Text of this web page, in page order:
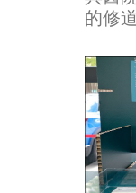
的修